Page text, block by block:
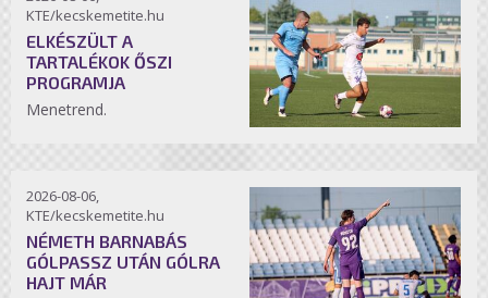
KTE/kecskemetite.hu
ELKÉSZÜLT A
TARTALÉKOK ŐSZI
PROGRAMJA
Menetrend.
2026-08-06,
KTE/kecskemetite.hu
NÉMETH BARNABÁS
GÓLPASSZ UTÁN GÓLRA
HAJT MÁR